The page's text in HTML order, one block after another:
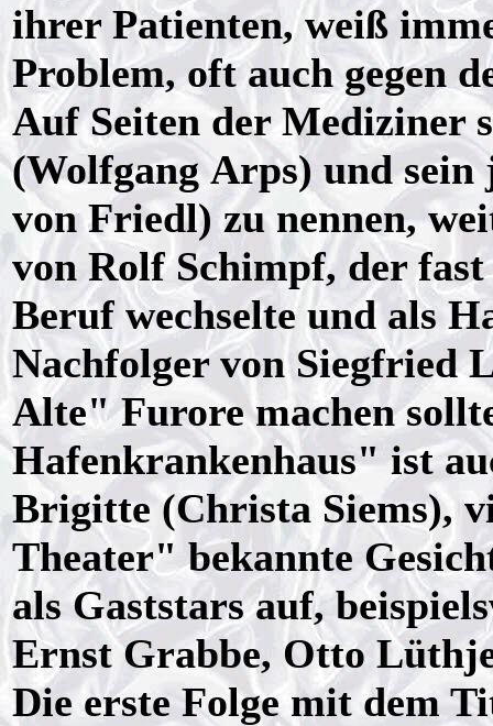
ihrer Patienten, weiß
Problem, oft auch gegen
Auf Seiten der Mediziner
(Wolfgang Arps) und
von Friedl) zu nennen,
von Rolf Schimpf, der
Beruf wechselte und als
Nachfolger von
Alte" Furore machen
Hafenkrankenhaus" ist
Brigitte (Christa Siems),
Theater" bekannte
als Gaststars auf,
Ernst Grabbe, Otto
Die erste Folge mit dem